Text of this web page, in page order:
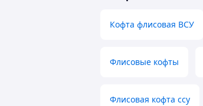
Кофта флисовая ВСУ
Флисовые кофты
Флисовая кофта ссу